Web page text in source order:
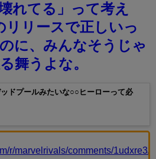
れてる」って考え
リリースで正しいっ
に、みんなそうじゃ
舞うよな。
ッドプールみたいな○○ヒーローって必
r/marvelrivals/comments/